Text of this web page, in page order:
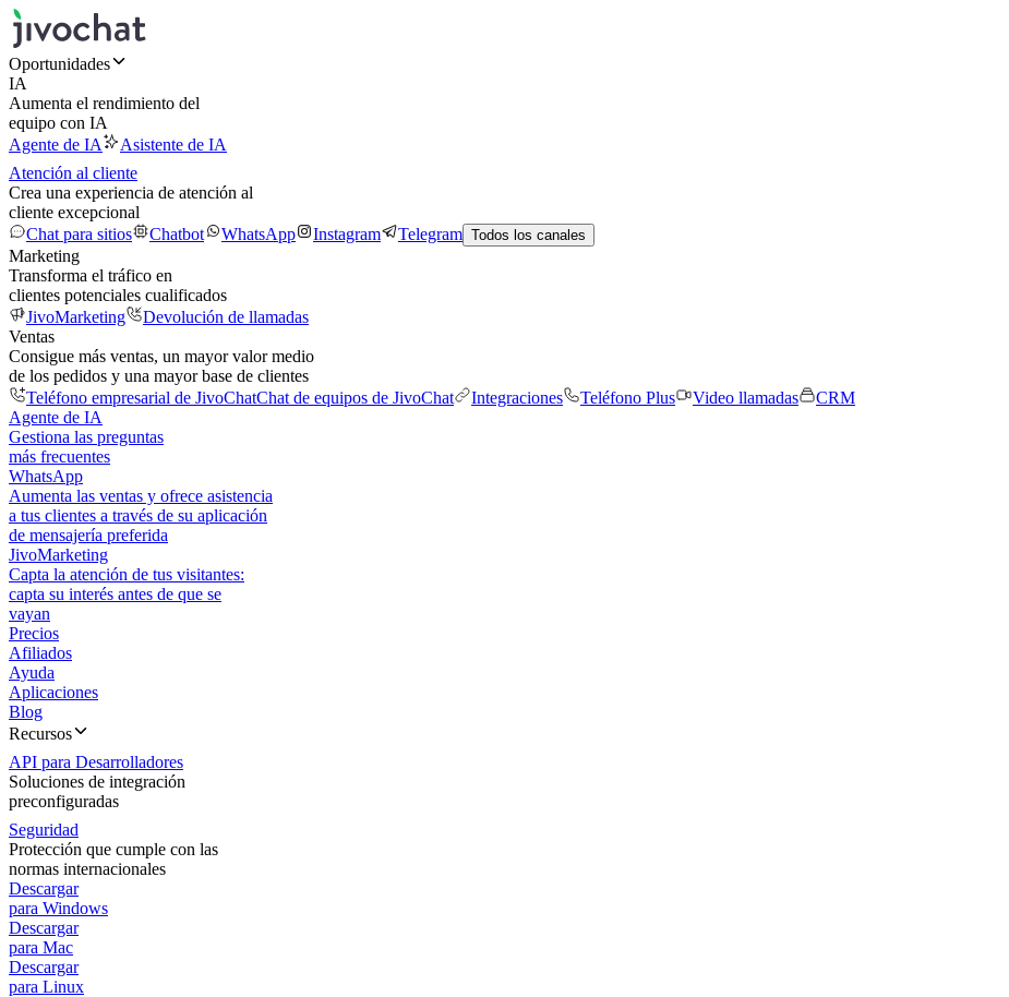
Oportunidades
IA
Aumenta el rendimiento del
equipo con IA
Agente de IA
Asistente de IA
Atención al cliente
Crea una experiencia de atención al
cliente excepcional
Chat para sitios
Chatbot WhatsApp Instagram Telegram Todos los canales
Marketing
Transforma el tráfico en
clientes potenciales cualificados
JivoMarketing
Devolución de llamadas
Ventas
Consigue más ventas, un mayor valor medio
de los pedidos y una mayor base de clientes
Teléfono empresarial de JivoChatChat de equipos de JivoChat Integraciones Teléfono Plus Video llamadas
CRM
Agente de IA
Gestiona las preguntas
más frecuentes
WhatsApp
Aumenta las ventas y ofrece asistencia
a tus clientes a través de su aplicación
de mensajería preferida
JivoMarketing
Capta la atención de tus visitantes:
capta su interés antes de que se
vayan
Precios
Afiliados
Ayuda
Aplicaciones
Blog
Recursos
API para Desarrolladores
Soluciones de integración
preconfiguradas
Seguridad
Protección que cumple con las
normas internacionales
Descargar
para Windows
Descargar
para Mac
Descargar
para Linux